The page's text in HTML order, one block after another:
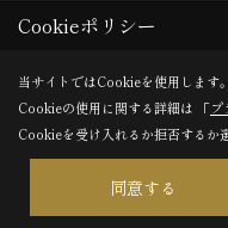
Copyright (c) 共和木材工業株
Produced byゴデスクリエイ
Cookieポリシー
当サイトではCookieを使用します。
Cookieの使用に関する詳細は 「
Cookieを受け入れるか拒否するか
同意する